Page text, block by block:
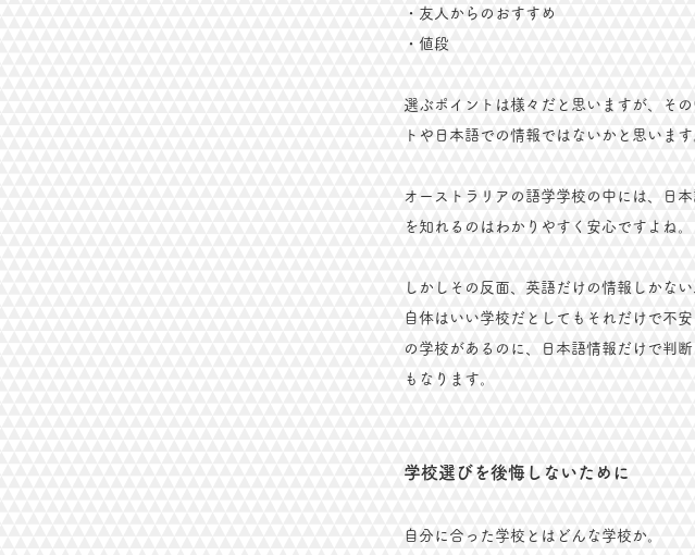
​・友人からのおすすめ
・値段
選ぶポイントは様々だと思いますが、そ
トや日本語での情報ではないかと思います
オーストラリアの語学学校の中には、日
を知れるのはわかりやすく安心ですよね。
しかしその反面、英語だけの情報しかな
自体はいい学校だとしてもそれだけで不
の学校があるのに、日本語情報だけで判
もなります。
学校選びを後悔しないために
自分に合った学校とはどんな学校か。